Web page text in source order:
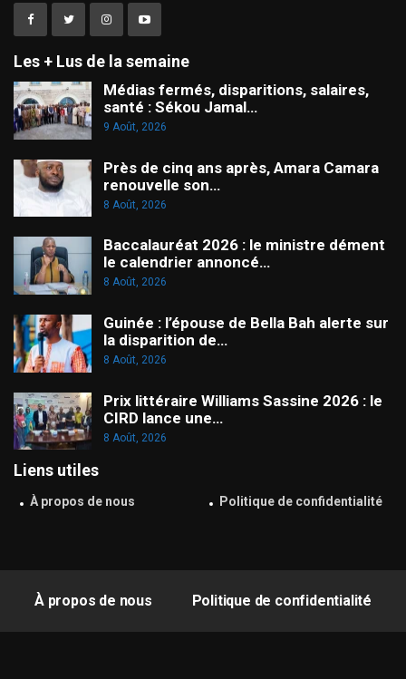
Les + Lus de la semaine
Médias fermés, disparitions, salaires,
santé : Sékou Jamal…
9 Août, 2026
Près de cinq ans après, Amara Camara
renouvelle son…
8 Août, 2026
Baccalauréat 2026 : le ministre dément
le calendrier annoncé…
8 Août, 2026
Guinée : l’épouse de Bella Bah alerte sur
la disparition de…
8 Août, 2026
Prix littéraire Williams Sassine 2026 : le
CIRD lance une…
8 Août, 2026
Liens utiles
À propos de nous Politique de confidentialité
À propos de nous Politique de confidentialité